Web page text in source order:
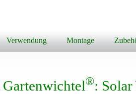
Verwendung Montage
®: